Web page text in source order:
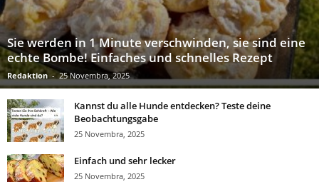
Sie werden in 1 Minute verschwinden, sie sind eine
echte Bombe! Einfaches und schnelles Rezept
Redaktion - 25 Novembra, 2025
Kannst du alle Hunde entdecken? Teste deine
Beobachtungsgabe
25 Novembra, 2025
Einfach und sehr lecker
25 Novembra, 2025